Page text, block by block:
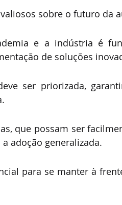
sobre o futuro da
e a indústria é
de soluções
ser priorizada,
que possam ser
adoção generalizada.
para se manter à